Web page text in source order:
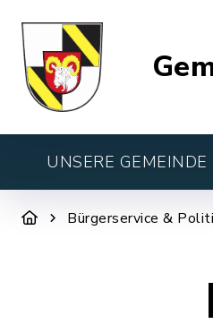
UNSERE GEMEINDE
Bürgerservice &